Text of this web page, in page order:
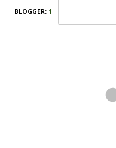
BLOGGER: 1